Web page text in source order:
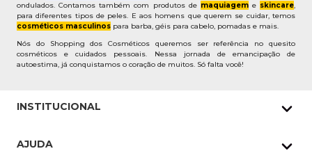
ondulados. Contamos também com produtos de maquiageme skincare,
para diferentes tipos de peles. E aos homens que querem se cuidar, temos
cosméticos masculinos para barba, géis para cabelo, pomadas e mais.
Nós do Shopping dos Cosméticos queremos ser referência no quesito
cosméticos e cuidados pessoais. Nessa jornada de emancipação de
autoestima, já conquistamos o coração de muitos. Só falta você!
INSTITUCIONAL
AJUDA